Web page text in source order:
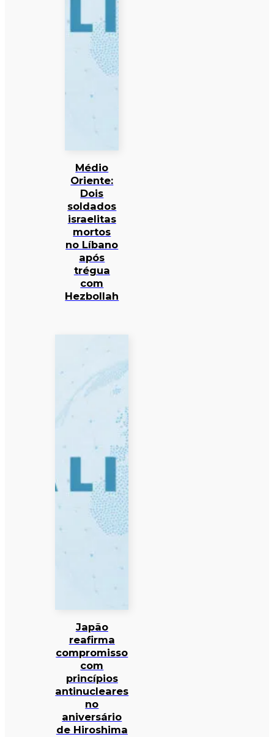
Médio
Oriente:
Dois
soldados
israelitas
mortos
no Líbano
após
trégua
com
Hezbollah
Japão
reafirma
compromisso
com
princípios
antinucleares
no
aniversário
de Hiroshima